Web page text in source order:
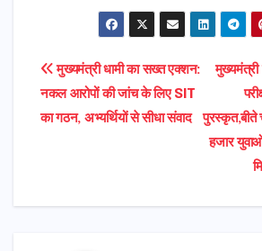
Post
navigation
मुख्यमंत्री
पुरस्कृत,बीते
हजार
मुख्यमंत्री धामी का सख्त एक्शन:
नकल आरोपों की जांच के लिए SIT
का गठन, अभ्यर्थियों से सीधा संवाद